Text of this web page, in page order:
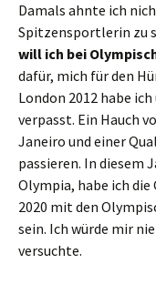
Damals ahnte ich
Spitzensportlerin zu
will ich bei
dafür, mich für den
London 2012 habe ich
verpasst. Ein Hauch
Janeiro und einer
passieren. In diesem
Olympia, habe ich die
2020 mit den
sein. Ich würde mir
versuchte.